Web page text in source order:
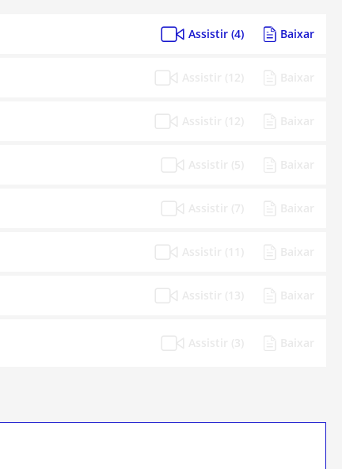
Assistir (4) Baixar